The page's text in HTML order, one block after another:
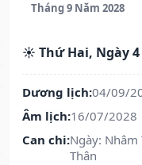
Tháng 9 Năm 2028
☀️ Thứ Hai, Ngày 4
Dương lịch:04/09/
Âm lịch:16/07/2028
Can chi:Ngày: Nhâm
Thân